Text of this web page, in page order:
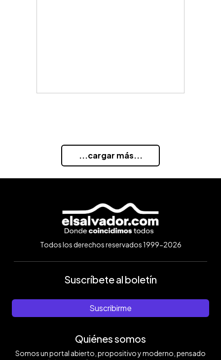
...cargar más...
Todos los derechos reservados 1999-2026
Suscríbete al boletín
Suscribirme
Quiénes somos
Somos un portal abierto, propositivo y moderno, pensado